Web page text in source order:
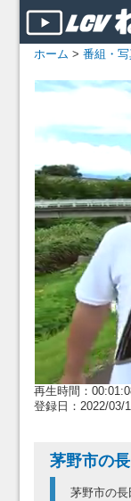
ホーム > 番組・
再生時間：
登録日：2022/03/
茅野市の
茅野市の